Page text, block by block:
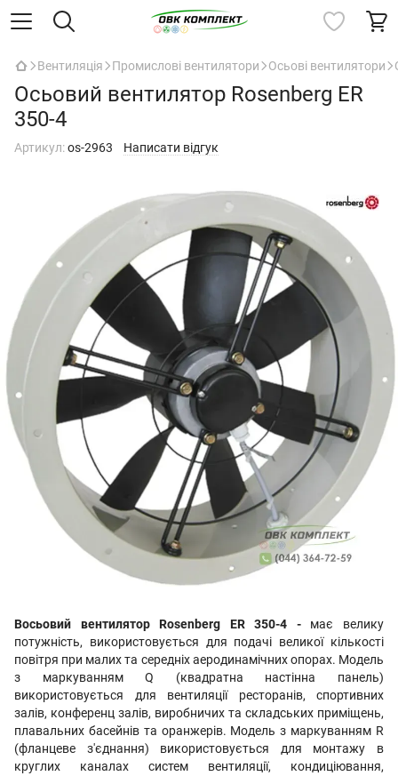
Вентиляція Промислові вентилятори Осьові вентилятори
Осьовий вентилятор Rosenberg ER
350-4
Артикул:os-2963 Написати відгук
Восьовий вентилятор Rosenberg ER 350-4 -
має велику
потужність, використовується для подачі великої кількості
повітря при малих та середніх аеродинамічних опорах. Модель
з маркуванням Q (квадратна настінна панель)
використовується для вентиляції ресторанів, спортивних
залів, конференц залів, виробничих та складських приміщень,
плавальних басейнів та оранжерів. Модель з маркуванням R
(фланцеве з'єднання) використовується для монтажу в
круглих каналах систем вентиляції, кондиціювання,